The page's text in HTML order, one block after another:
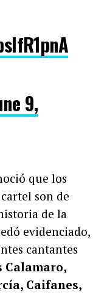
9,
que los
son de
de la
evidenciado,
cantantes
Calamaro,
Caifanes,